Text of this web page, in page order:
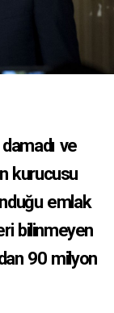
ve
kurucusu
emlak
bilinmeyen
90 milyon